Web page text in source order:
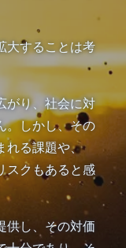
大することは考
がり、社会に対
。しかし、その
れる課題や、
スクもあると感
供し、その対価